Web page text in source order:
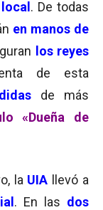
. De todas
en manos de
los reyes
de esta
de más
«Dueña de
la UIA llevó a
. En las dos